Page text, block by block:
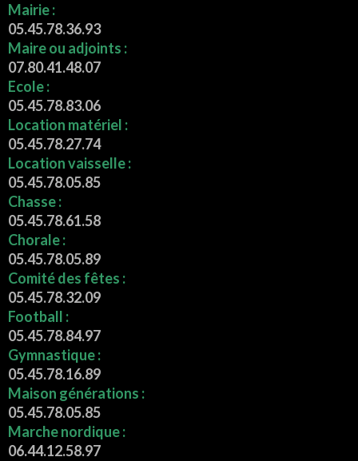
Mairie :
05.45.78.36.93
Maire ou adjoints :
07.80.41.48.07
Ecole :
05.45.78.83.06
Location matériel :
05.45.78.27.74
Location vaisselle :
05.45.78.05.85
Chasse :
05.45.78.61.58
Chorale :
05.45.78.05.89
Comité des fêtes :
05.45.78.32.09
Football :
05.45.78.84.97
Gymnastique :
05.45.78.16.89
Maison générations :
05.45.78.05.85
Marche nordique :
06.44.12.58.97